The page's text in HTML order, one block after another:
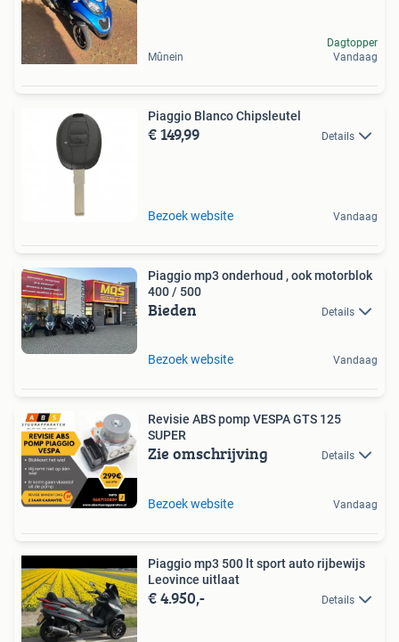
Mûnein
Dagtopper
Vandaag
Piaggio Blanco Chipsleutel
€ 149,99 Details
Bezoek website Vandaag
Piaggio mp3 onderhoud , ook motorblok
400 / 500
Bieden Details
Bezoek website Vandaag
Revisie ABS pomp VESPA GTS 125
SUPER
Zie omschrijving Details
Bezoek website Vandaag
Piaggio mp3 500 lt sport auto rijbewijs
Leovince uitlaat
€ 4.950,- Details